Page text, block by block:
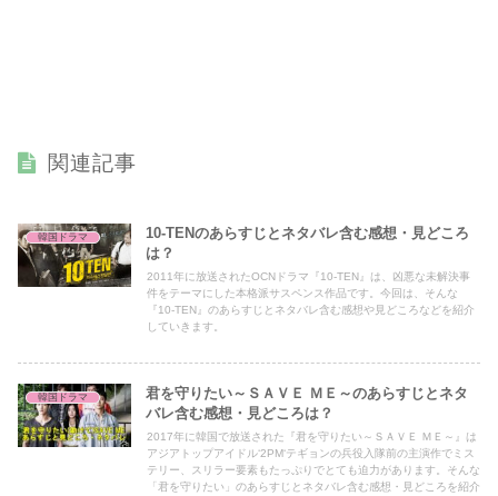
関連記事
韓国ドラマ
10-TENのあらすじとネタバレ含む感想・見どころ
は？
2011年に放送されたOCNドラマ『10-TEN』は、凶悪な未解決事
件をテーマにした本格派サスペンス作品です。今回は、そんな
『10-TEN』のあらすじとネタバレ含む感想や見どころなどを紹介
していきます。
韓国ドラマ
君を守りたい～ＳＡＶＥ ＭＥ～のあらすじとネタ
バレ含む感想・見どころは？
2017年に韓国で放送された『君を守りたい～ＳＡＶＥ ＭＥ～』は
アジアトップアイドル‘2PM‘テギョンの兵役入隊前の主演作でミス
テリー、スリラー要素もたっぷりでとても迫力があります。そんな
「君を守りたい」のあらすじとネタバレ含む感想・見どころを紹介